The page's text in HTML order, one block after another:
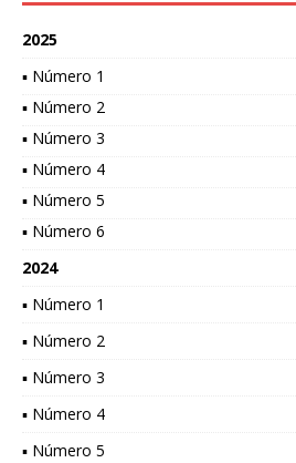
2025
▪ Número 1
▪ Número 2
▪ Número 3
▪ Número 4
▪ Número 5
▪ Número 6
2024
▪ Número 1
▪ Número 2
▪ Número 3
▪ Número 4
▪ Número 5